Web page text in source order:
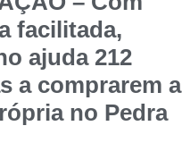
facilitada,
ajuda 212
a comprarem a
no Pedra